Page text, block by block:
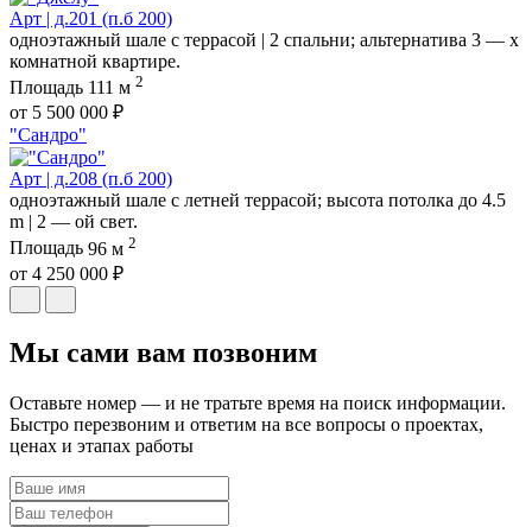
Арт | д.201 (п.б 200)
одноэтажный шале с террасой | 2 спальни; альтернатива 3 — х
комнатной квартире.
Площадь 111 м 2
от 5 500 000 ₽
"Сандро"
Арт | д.208 (п.б 200)
одноэтажный шале с летней террасой; высота потолка до 4.5
m | 2 — ой свет.
Площадь 96 м 2
от 4 250 000 ₽
Мы сами вам позвоним
Оставьте номер — и не тратьте время на поиск информации.
Быстро перезвоним и ответим на все вопросы о проектах,
ценах и этапах работы